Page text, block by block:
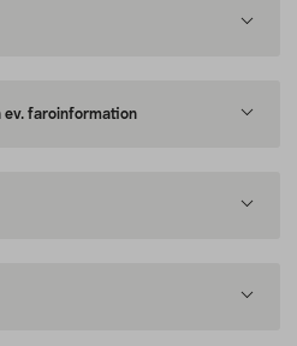
ev. faroinformation